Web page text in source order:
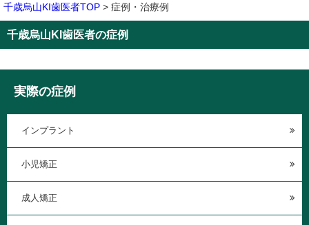
千歳烏山KI歯医者TOP > 症例・治療例
千歳烏山KI歯医者の症例
実際の症例
インプラント
小児矯正
成人矯正